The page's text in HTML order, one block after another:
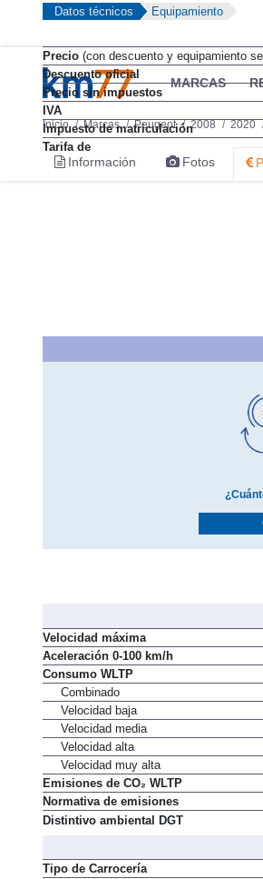
MARCAS
Inicio Marcas Peugeot 2008 2020
Información Fotos
Datos técnicos Equipamiento
Precio (con descuento y equipamiento
Descuento oficial
Precio sin impuestos
IVA
Impuesto de matriculación
Tarifa de
Velocidad máxima
Aceleración 0-100 km/h
Consumo WLTP
Combinado
Velocidad baja
Velocidad media
Velocidad alta
Velocidad muy alta
Emisiones de CO₂ WLTP
Normativa de emisiones
Distintivo ambiental DGT
Tipo de Carrocería